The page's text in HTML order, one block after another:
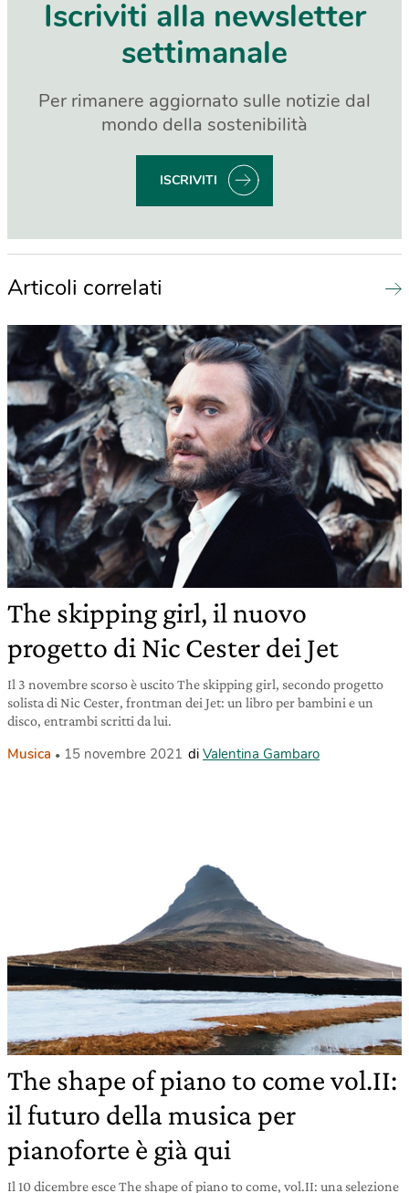
Iscriviti alla newsletter
settimanale
Per rimanere aggiornato sulle notizie dal
mondo della sostenibilità
ISCRIVITI
Articoli correlati
The skipping girl, il nuovo
progetto di Nic Cester dei Jet
Il 3 novembre scorso è uscito The skipping girl, secondo progetto
solista di Nic Cester, frontman dei Jet: un libro per bambini e un
disco, entrambi scritti da lui.
Musica 15 novembre 2021 di Valentina Gambaro
The shape of piano to come vol.II:
il futuro della musica per
pianoforte è già qui
Il 10 dicembre esce The shape of piano to come, vol.II: una selezione